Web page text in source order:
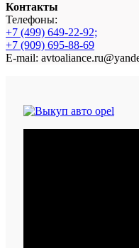
Контакты
Телефоны:
+7 (499) 649-22-92;
+7 (909) 695-88-69
E-mail: